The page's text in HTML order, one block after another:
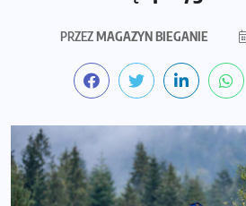
PRZEZMAGAZYN BIEGANIE